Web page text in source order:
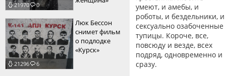
21970 0
21296 6
Люк Бессон
снимет фильм
о подлодке
«Курск»
умеют, и амебы, и
роботы, и бездельники, и
сексуально озабоченные
тупицы. Короче, все,
повсюду и везде, всех
подряд, одновременно и
сразу.